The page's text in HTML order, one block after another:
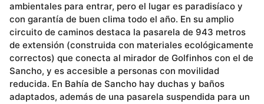
ambientales para entrar, pero el lugar es paradisíaco y
con garantía de buen clima todo el año. En su amplio
circuito de caminos destaca la pasarela de 943 metros
de extensión (construida con materiales ecológicamente
correctos) que conecta al mirador de Golfinhos con el de
Sancho, y es accesible a personas con movilidad
reducida. En Bahía de Sancho hay duchas y baños
adaptados, además de una pasarela suspendida para un